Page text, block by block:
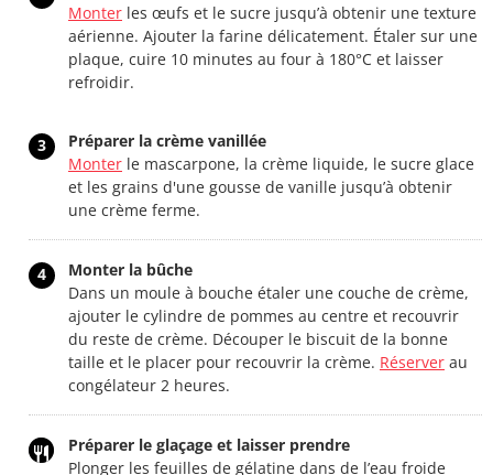
Monter les œufs et le sucre jusqu’à obtenir une texture
aérienne. Ajouter la farine délicatement. Étaler sur une
plaque, cuire 10 minutes au four à 180°C et laisser
refroidir.
3
Préparer la crème vanillée
Monter le mascarpone, la crème liquide, le sucre glace
et les grains d'une gousse de vanille jusqu’à obtenir
une crème ferme.
4
Monter la bûche
Dans un moule à bouche étaler une couche de crème,
ajouter le cylindre de pommes au centre et recouvrir
du reste de crème. Découper le biscuit de la bonne
taille et le placer pour recouvrir la crème. Réserver au
congélateur 2 heures.
Préparer le glaçage et laisser prendre
Plonger les feuilles de gélatine dans de l’eau froide